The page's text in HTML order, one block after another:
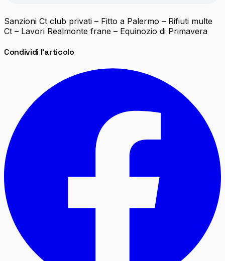
Sanzioni Ct club privati – Fitto a Palermo – Rifiuti multe
Ct – Lavori Realmonte frane – Equinozio di Primavera
Condividi l'articolo